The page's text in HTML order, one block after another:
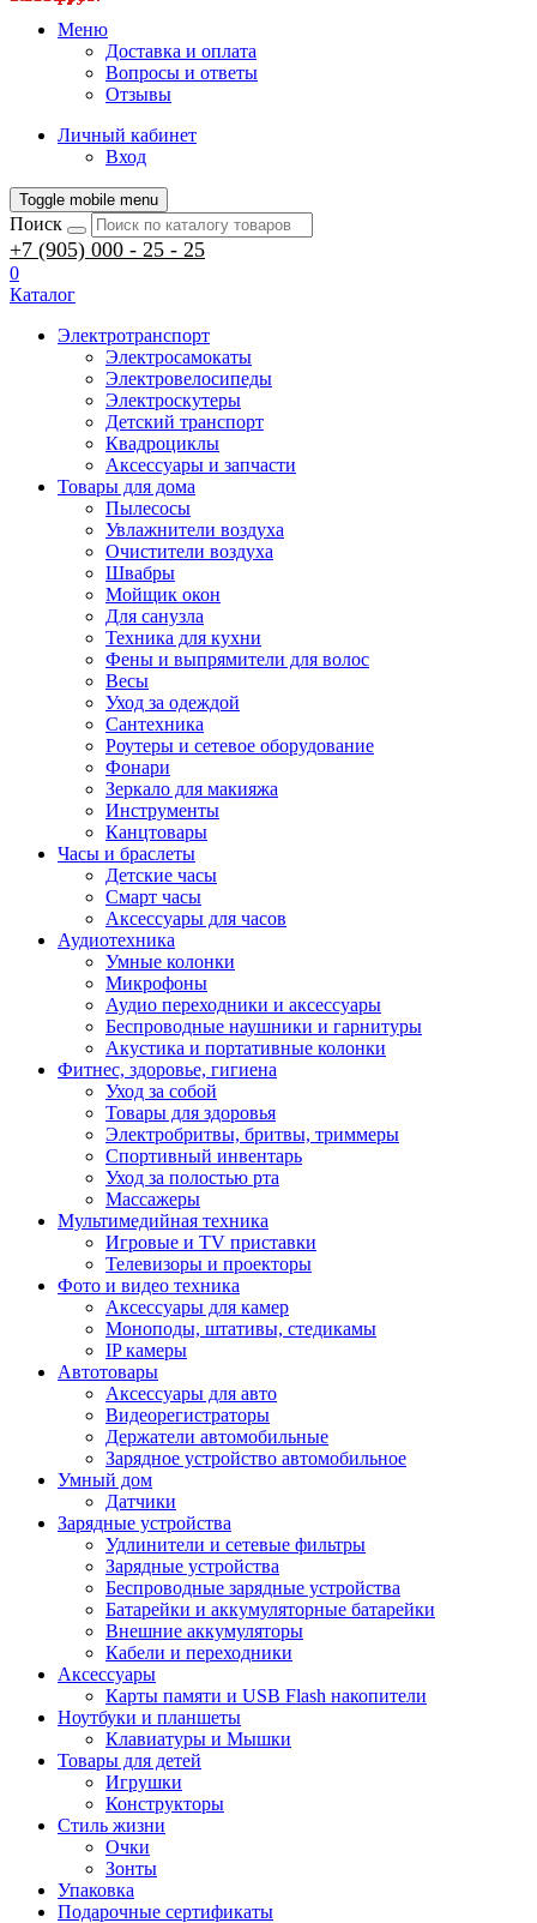
Меню
Доставка и оплата
Вопросы и ответы
Отзывы
Личный кабинет
Вход
Toggle mobile menu
Поиск
+7 (905) 000 - 25 - 25
0
Каталог
Электротранспорт
Электросамокаты
Электровелосипеды
Электроскутеры
Детский транспорт
Квадроциклы
Аксессуары и запчасти
Товары для дома
Пылесосы
Увлажнители воздуха
Очистители воздуха
Швабры
Мойщик окон
Для санузла
Техника для кухни
Фены и выпрямители для волос
Весы
Уход за одеждой
Сантехника
Роутеры и сетевое оборудование
Фонари
Зеркало для макияжа
Инструменты
Канцтовары
Часы и браслеты
Детские часы
Смарт часы
Аксессуары для часов
Аудиотехника
Умные колонки
Микрофоны
Аудио переходники и аксессуары
Беспроводные наушники и гарнитуры
Акустика и портативные колонки
Фитнес, здоровье, гигиена
Уход за собой
Товары для здоровья
Электробритвы, бритвы, триммеры
Спортивный инвентарь
Уход за полостью рта
Массажеры
Мультимедийная техника
Игровые и TV приставки
Телевизоры и проекторы
Фото и видео техника
Аксессуары для камер
Моноподы, штативы, стедикамы
IP камеры
Автотовары
Аксессуары для авто
Видеорегистраторы
Держатели автомобильные
Зарядное устройство автомобильное
Умный дом
Датчики
Зарядные устройства
Удлинители и сетевые фильтры
Зарядные устройства
Беспроводные зарядные устройства
Батарейки и аккумуляторные батарейки
Внешние аккумуляторы
Кабели и переходники
Аксессуары
Карты памяти и USB Flash накопители
Ноутбуки и планшеты
Клавиатуры и Мышки
Товары для детей
Игрушки
Конструкторы
Стиль жизни
Очки
Зонты
Упаковка
Подарочные сертификаты